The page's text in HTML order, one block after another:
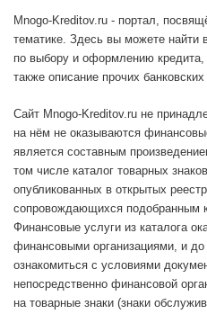
Mnogo-Kreditov.ru - портал,
тематике. Здесь вы можете
по выбору и оформлению кредита,
также описание прочих
Сайт Mnogo-Kreditov.ru не
на нём не оказываются
является составным
том числе каталог товарных
опубликованных в открытых
сопровождающихся подобранным
Финансовые услуги из каталога
финансовыми организациями, и
ознакомиться с условиями
непосредственно финансовой
на товарные знаки (знаки